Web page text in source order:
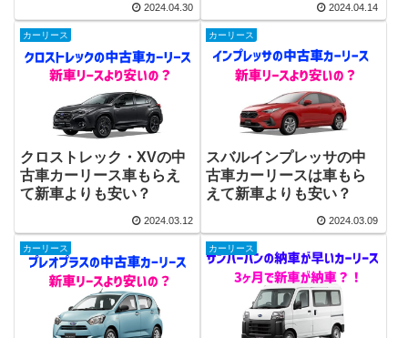
2024.04.30 2024.04.14
カーリース
クロストレック・XVの中
古車カーリース車もらえ
て新車よりも安い？
2024.03.12
カーリース
スバルインプレッサの中
古車カーリースは車もら
えて新車よりも安い？
2024.03.09
カーリース カーリース